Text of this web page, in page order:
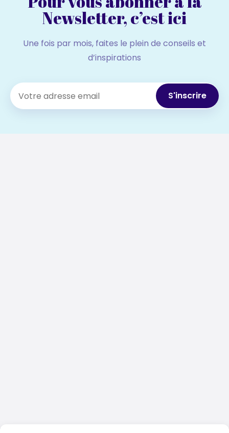
Newsletter, c’est ici
Une fois par mois, faites le plein de conseils et
d’inspirations